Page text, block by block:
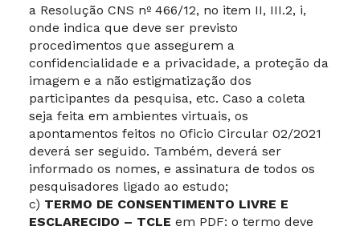
a Resolução CNS nº 466/12, no item II, III.2, i,
onde indica que deve ser previsto
procedimentos que assegurem a
confidencialidade e a privacidade, a proteção da
imagem e a não estigmatização dos
participantes da pesquisa, etc. Caso a coleta
seja feita em ambientes virtuais, os
apontamentos feitos no Oficio Circular 02/2021
deverá ser seguido. Também, deverá ser
informado os nomes, e assinatura de todos os
pesquisadores ligado ao estudo;
c) TERMO DE CONSENTIMENTO LIVRE E
ESCLARECIDO – TCLE em PDF: o termo deve